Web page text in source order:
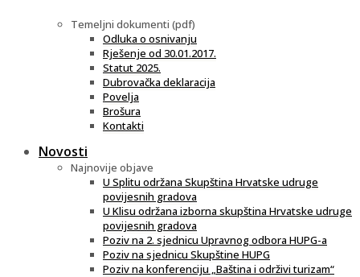
Temeljni dokumenti (pdf)
Odluka o osnivanju
Rješenje od 30.01.2017.
Statut 2025.
Dubrovačka deklaracija
Povelja
Brošura
Kontakti
Novosti
Najnovije objave
U Splitu održana Skupština Hrvatske udruge
povijesnih gradova
U Klisu održana izborna skupština Hrvatske udruge
povijesnih gradova
Poziv na 2. sjednicu Upravnog odbora HUPG-a
Poziv na sjednicu Skupštine HUPG
Poziv na konferenciju „Baština i održivi turizam“